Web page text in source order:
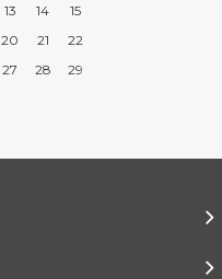
13 14
15
20 21
22
27 28
29